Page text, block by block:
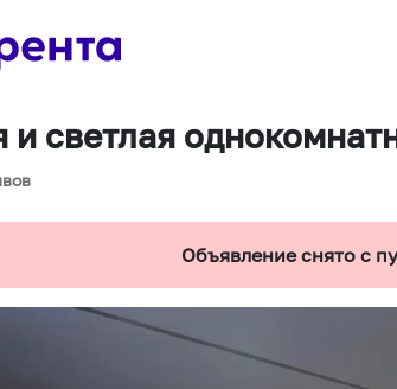
и светлая
Объявление снято с